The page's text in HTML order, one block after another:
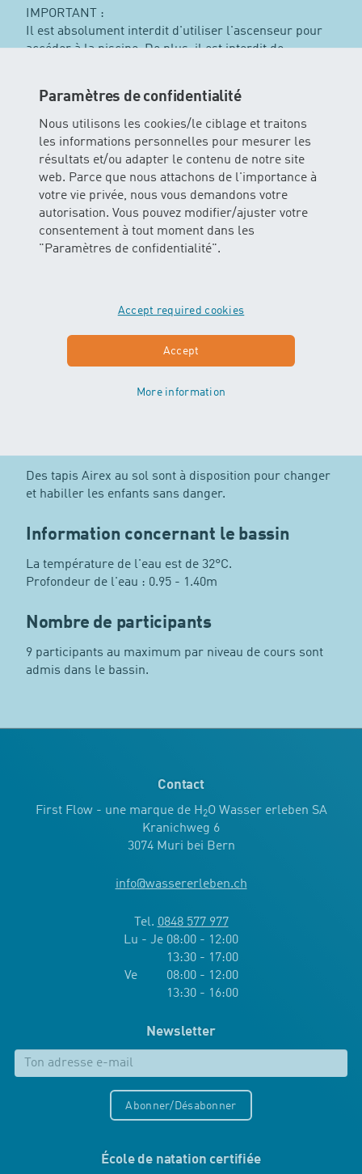
Paramètres de confidentialité
Nous utilisons les cookies/le ciblage et traitons
les informations personnelles pour mesurer les
résultats et/ou adapter le contenu de notre site
web. Parce que nous attachons de l'importance à
votre vie privée, nous vous demandons votre
autorisation. Vous pouvez modifier/ajuster votre
consentement à tout moment dans les
"Paramètres de confidentialité".
Accept required cookies
Accept
More information
IMPORTANT :
Il est absolument interdit d'utiliser l'ascenseur pour
accéder à la piscine. De plus, il est interdit de
l'abri, à l'endroit spécialement prévu à cet effet.
Merci de visionner la videoou de lire le
règlement avant ta visite!
Poussette / Maxi Cosi
Nous te prions de garer ta poussette à gauche avant
l'entrée principale, sous l'abri, à l'endroit
Il y a un vestiaire dame et un vestiaire homme à ta
Note s'il te plaît, que les vestiaires de nos lieux de
cours sont généralement plus petits que ceux des
Des tapis Airex au sol sont à disposition pour changer
et habiller les enfants sans danger.
Information concernant le bassin
La température de l'eau est de 32°C.
Profondeur de l'eau : 0.95 - 1.40m
Nombre de participants
9 participants au maximum par niveau de cours sont
admis dans le bassin.
Contact
First Flow - une marque de H2O Wasser erleben SA
Kranichweg 6
3074 Muri bei Bern
info@wassererleben.ch
Tel. 0848 577 977
Lu - Je 08:00 - 12:00
13:30 - 17:00
Ve 08:00 - 12:00
13:30 - 16:00
Newsletter
Abonner/Désabonner
École de natation certifiée